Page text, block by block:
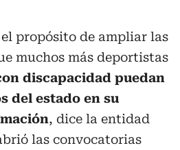
propósito de ampliar las
muchos más deportistas
discapacidad puedan
del estado en su
, dice la entidad
las convocatorias